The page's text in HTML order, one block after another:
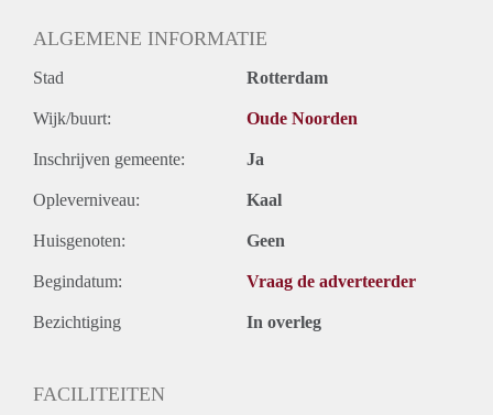
ALGEMENE INFORMATIE
Stad Rotterdam
Wijk/buurt: Oude Noorden
Inschrijven gemeente: Ja
Opleverniveau: Kaal
Huisgenoten: Geen
Begindatum: Vraag de adverteerder
Bezichtiging In overleg
FACILITEITEN